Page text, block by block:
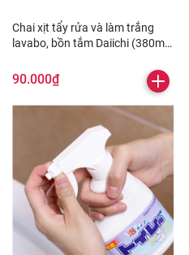
Chai xịt tẩy rửa và làm trắng
lavabo, bồn tắm Daiichi (380ml -
90.000₫